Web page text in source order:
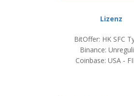
Lizenz
BitOffer: HK SFC
Binance:
Coinbase: USA -